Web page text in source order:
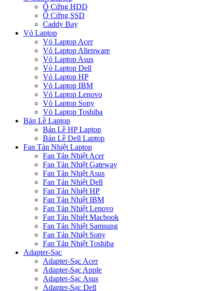
Ổ Cứng HDD
Ổ Cứng SSD
Caddy Bay
Vỏ Laptop
Vỏ Laptop Acer
Vỏ Laptop Alienware
Vỏ Laptop Asus
Vỏ Laptop Dell
Vỏ Laptop HP
Vỏ Laptop IBM
Vỏ Laptop Lenovo
Vỏ Laptop Sony
Vỏ Laptop Toshiba
Bản Lề Laptop
Bản Lề HP Laptop
Bản Lề Dell Laptop
Fan Tản Nhiệt Laptop
Fan Tản Nhiệt Acer
Fan Tản Nhiệt Gateway
Fan Tản Nhiệt Asus
Fan Tản Nhiệt Dell
Fan Tản Nhiệt HP
Fan Tản Nhiệt IBM
Fan Tản Nhiệt Lenovo
Fan Tản Nhiệt Macbook
Fan Tản Nhiệt Samsung
Fan Tản Nhiệt Sony
Fan Tản Nhiệt Toshiba
Adapter-Sạc
Adapter-Sạc Acer
Adapter-Sạc Apple
Adapter-Sạc Asus
Adapter-Sạc Dell